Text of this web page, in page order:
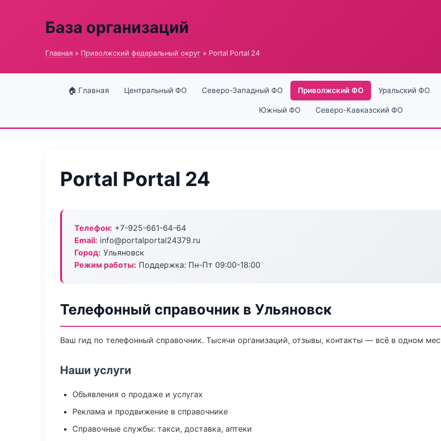
База организаций
Главная » Приволжский федеральный округ » Portal Portal 24
🏠 Главная Центральный ФО Северо-Западный ФО Приволжский ФО Уральский ФО
Южный ФО Северо-Кавказский ФО
Portal Portal 24
Телефон: +7-925-661-64-64
Email: info@portalportal24379.ru
Город: Ульяновск
Режим работы: Поддержка: Пн-Пт 09:00-18:00
Телефонный справочник в Ульяновск
Ваш гид по телефонный справочник. Тысячи организаций, отзывы, контакты — всё в одном
Наши услуги
Объявления о продаже и услугах
Реклама и продвижение в справочнике
Справочные службы: такси, доставка, аптеки